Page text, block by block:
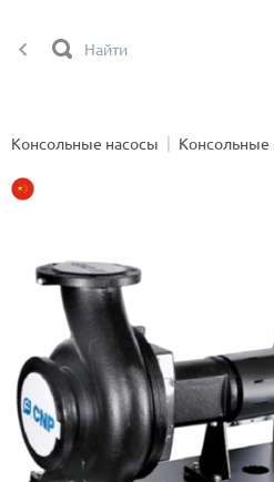
Консольные насосы Консольные